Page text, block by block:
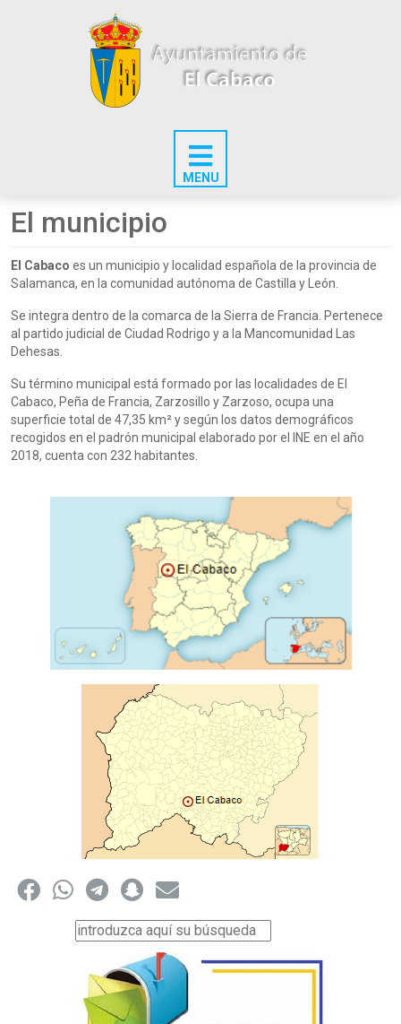
El municipio
El Cabaco es un municipio y localidad española de la provincia de
Salamanca, en la comunidad autónoma de Castilla y León.
Se integra dentro de la comarca de la Sierra de Francia. Pertenece
al partido judicial de Ciudad Rodrigo y a la Mancomunidad Las
Dehesas.
Su término municipal está formado por las localidades de El
Cabaco, Peña de Francia, Zarzosillo y Zarzoso, ocupa una
superficie total de 47,35 km² y según los datos demográficos
recogidos en el padrón municipal elaborado por el INE en el año
2018, cuenta con 232 habitantes.